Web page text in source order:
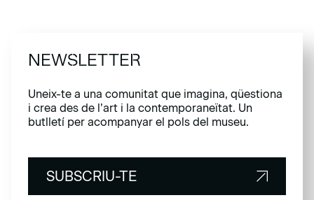
NEWSLETTER
Uneix-te a una comunitat que imagina, qüestiona
i crea des de l’art i la contemporaneïtat. Un
butlletí per acompanyar el pols del museu.
SUBSCRIU-TE